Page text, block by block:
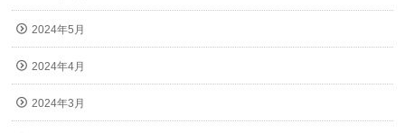
2024年5月
2024年4月
2024年3月